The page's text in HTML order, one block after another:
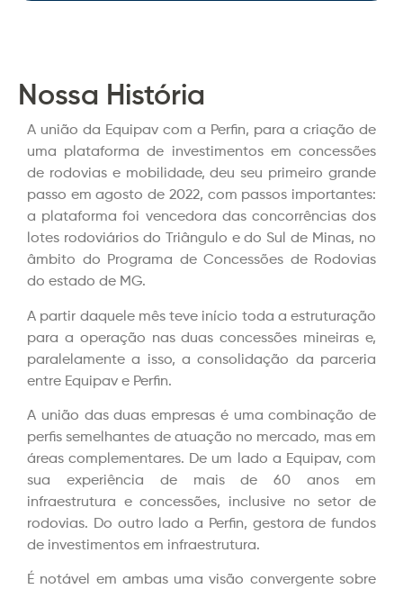
Nossa História​
A união da Equipav com a Perfin, para a criação de
uma plataforma de investimentos em concessões
de rodovias e mobilidade, deu seu primeiro grande
passo em agosto de 2022, com passos importantes:
a plataforma foi vencedora das concorrências dos
lotes rodoviários do Triângulo e do Sul de Minas, no
âmbito do Programa de Concessões de Rodovias
do estado de MG.
A partir daquele mês teve início toda a estruturação
para a operação nas duas concessões mineiras e,
paralelamente a isso, a consolidação da parceria
entre Equipav e Perfin.
A união das duas empresas é uma combinação de
perfis semelhantes de atuação no mercado, mas em
áreas complementares. De um lado a Equipav, com
sua experiência de mais de 60 anos em
infraestrutura e concessões, inclusive no setor de
rodovias. Do outro lado a Perfin, gestora de fundos
de investimentos em infraestrutura.
É notável em ambas uma visão convergente sobre